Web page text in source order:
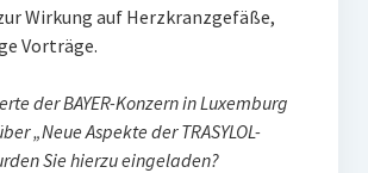
Wirkung auf Herzkranzgefäße,
Vorträge.
der BAYER-Konzern in Luxemburg
„Neue Aspekte der TRASYLOL-
Sie hierzu eingeladen?